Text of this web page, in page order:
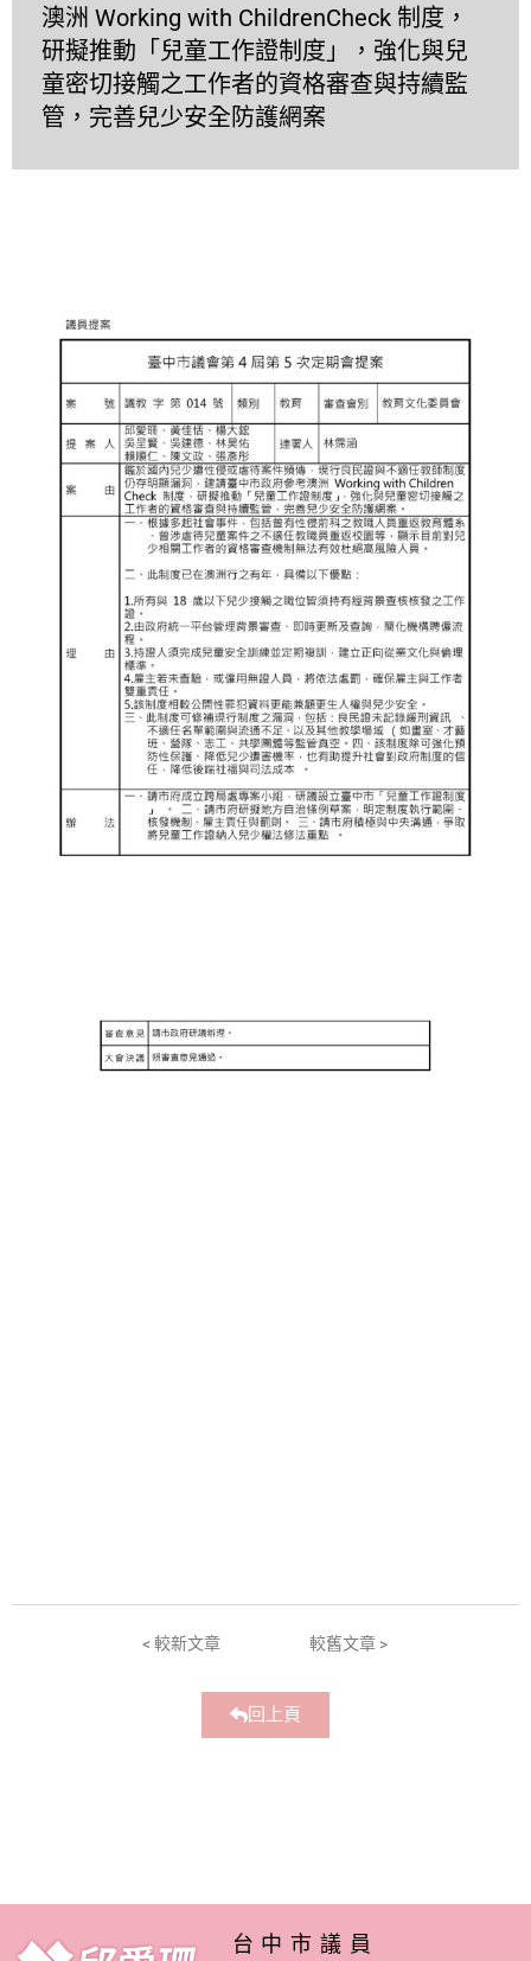
澳洲 Working with ChildrenCheck 制度，
研擬推動「兒童工作證制度」，強化與兒
童密切接觸之工作者的資格審查與持續監
管，完善兒少安全防護網案
< 較新文章 較舊文章 >
回上頁
台中市議員